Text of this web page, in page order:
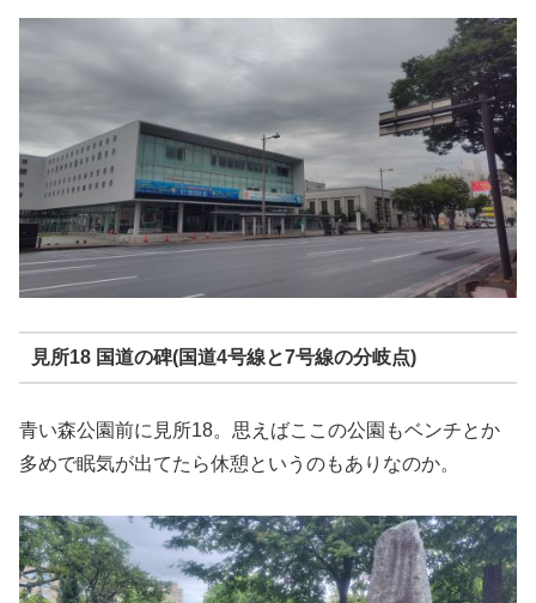
見所18 国道の碑(国道4号線と7号線の分岐点)
青い森公園前に見所18。思えばここの公園もベンチとか
多めで眠気が出てたら休憩というのもありなのか。